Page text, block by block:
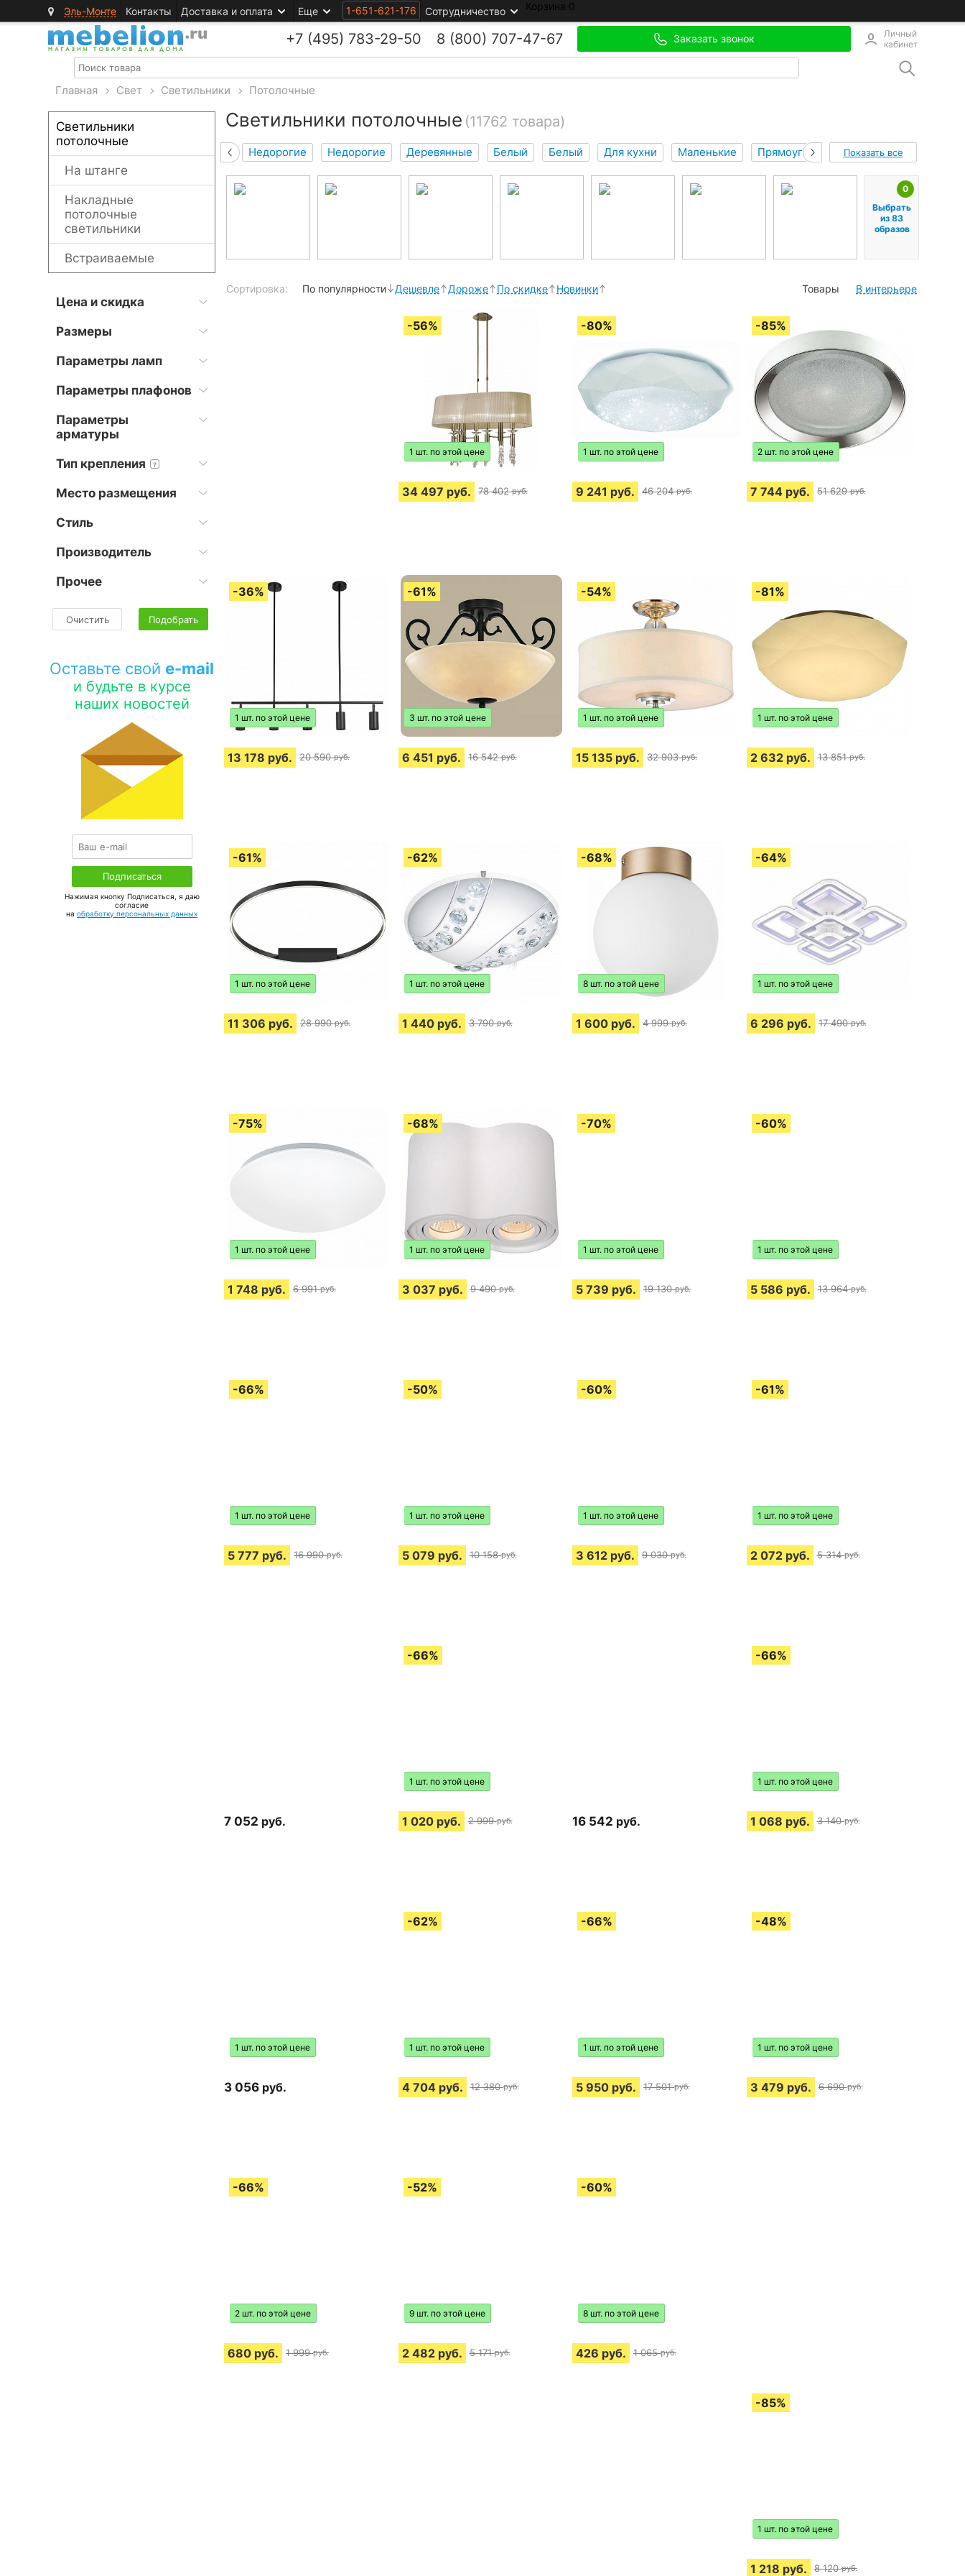
Эль-Монте Контакты Доставка и оплата Еще 1-651-621-176 Сотрудничество Корзина 0
+7 (495) 783-29-50 8 (800) 707-47-67 Заказать звонок
Личный
кабинет
Главная > Свет > Светильники > Потолочные
Светильники
потолочные
На штанге
Накладные
потолочные
светильники
Встраиваемые
Цена и скидка
Размеры
Параметры ламп
Параметры плафонов
Параметры
арматуры
Тип крепления ?
Место размещения
Стиль
Производитель
Прочее
Очистить Подобрать
Оставьте свой e-mail
и будьте в курсе
наших новостей
Нажимая кнопку Подписаться, я даю
соглаcие
на обработку персональных данных
Светильники потолочные (11762 товара)
Недорогие Недорогие Деревянные Белый Белый Для кухни Маленькие Прямоугольные Коричневые
Показать все
0
Выбрать
из 83
образов
Сортировка: По популярности Дешевле Дороже По скидке Новинки Товары В интерьере
1 шт. по этой цене
34 497 руб. 78 402 руб.
1 шт. по этой цене
9 241 руб. 46 204 руб.
2 шт. по этой цене
7 744 руб. 51 629 руб.
1 шт. по этой цене
13 178 руб. 20 590 руб.
3 шт. по этой цене
6 451 руб. 16 542 руб.
1 шт. по этой цене
15 135 руб. 32 903 руб.
1 шт. по этой цене
2 632 руб. 13 851 руб.
1 шт. по этой цене
11 306 руб. 28 990 руб.
1 шт. по этой цене
1 440 руб. 3 790 руб.
8 шт. по этой цене
1 600 руб. 4 999 руб.
1 шт. по этой цене
6 296 руб. 17 490 руб.
1 шт. по этой цене
1 748 руб. 6 991 руб.
1 шт. по этой цене
3 037 руб. 9 490 руб.
1 шт. по этой цене
5 739 руб. 19 130 руб.
1 шт. по этой цене
5 586 руб. 13 964 руб.
1 шт. по этой цене
5 777 руб. 16 990 руб.
1 шт. по этой цене
5 079 руб. 10 158 руб.
1 шт. по этой цене
3 612 руб. 9 030 руб.
1 шт. по этой цене
2 072 руб. 5 314 руб.
7 052 руб.
1 шт. по этой цене
1 020 руб. 2 999 руб. 16 542 руб.
1 шт. по этой цене
1 068 руб. 3 140 руб.
1 шт. по этой цене
3 056 руб.
1 шт. по этой цене
4 704 руб. 12 380 руб.
1 шт. по этой цене
5 950 руб. 17 501 руб.
1 шт. по этой цене
3 479 руб. 6 690 руб.
2 шт. по этой цене
680 руб. 1 999 руб.
9 шт. по этой цене
2 482 руб. 5 171 руб.
8 шт. по этой цене
426 руб. 1 065 руб.
1 шт. по этой цене
1 218 руб. 8 120 руб.